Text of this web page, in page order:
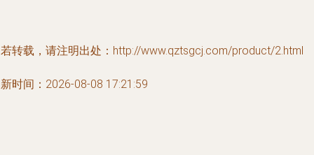
转载，请注明出处：http://www.qztsgcj.com/product/2.html
时间：2026-08-08 17:21:59